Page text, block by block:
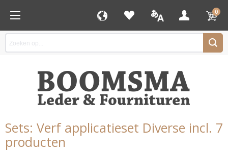
0
Sets: Verf applicatieset Diverse incl. 7
producten